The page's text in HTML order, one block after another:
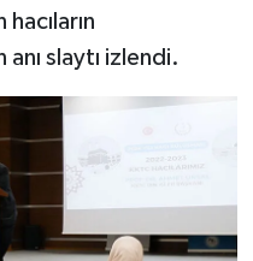
slaytı izlendi.